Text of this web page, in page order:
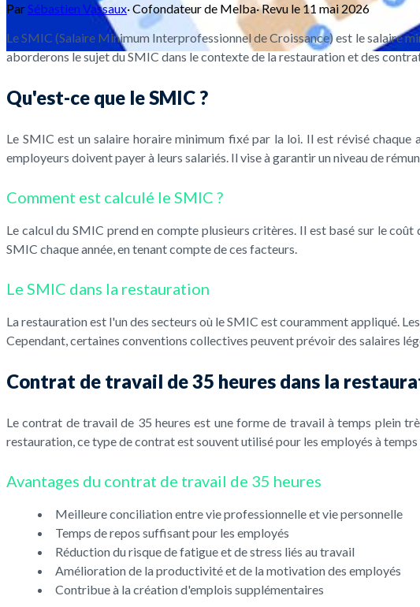
ParSébastien Vassaux·Cofondateur de Melba·Revu le 11 mai 2026
Le SMIC (Salaire Minimum Interprofessionnel de Croissance) est le salaire
aborderons le sujet du SMIC dans le contexte de la restauration et des
Qu'est-ce que le SMIC ?
Le SMIC est un salaire horaire minimum fixé par la loi. Il est révisé
employeurs doivent payer à leurs salariés. Il vise à garantir un niveau de
Comment est calculé le SMIC ?
Le calcul du SMIC prend en compte plusieurs critères. Il est basé sur le
SMIC chaque année, en tenant compte de ces facteurs.
Le SMIC dans la restauration
La restauration est l'un des secteurs où le SMIC est couramment appliqué.
Cependant, certaines conventions collectives peuvent prévoir des salaires
Contrat de travail de 35 heures dans la
Le contrat de travail de 35 heures est une forme de travail à temps plein
restauration, ce type de contrat est souvent utilisé pour les employés à temps
Avantages du contrat de travail de 35 heures
Meilleure conciliation entre vie professionnelle et vie personnelle
Temps de repos suffisant pour les employés
Réduction du risque de fatigue et de stress liés au travail
Amélioration de la productivité et de la motivation des employés
Contribue à la création d'emplois supplémentaires